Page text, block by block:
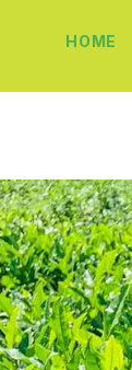
HOME